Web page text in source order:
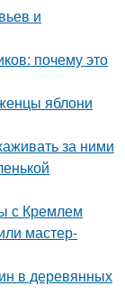
и
почему это
яблони
за ними
с Кремлем
мастер-
в деревянных